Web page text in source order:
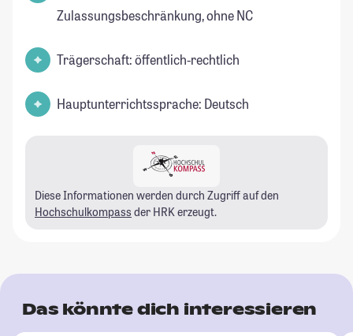
Zulassungsbeschränkung, ohne NC
Trägerschaft: öffentlich-rechtlich
Hauptunterrichtssprache: Deutsch
Diese Informationen werden durch Zugriff auf den
Hochschulkompass der HRK erzeugt.
Das könnte dich interessieren